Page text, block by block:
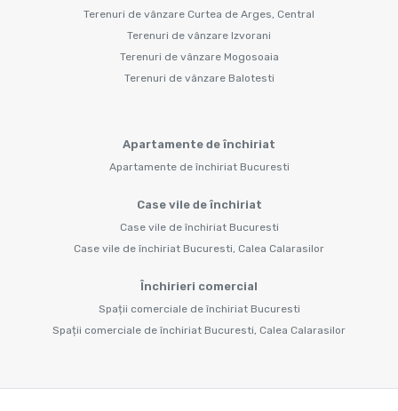
Terenuri de vânzare Curtea de Arges, Central
Terenuri de vânzare Izvorani
Terenuri de vânzare Mogosoaia
Terenuri de vânzare Balotesti
Apartamente de închiriat
Apartamente de închiriat Bucuresti
Case vile de închiriat
Case vile de închiriat Bucuresti
Case vile de închiriat Bucuresti, Calea Calarasilor
Închirieri comercial
Spații comerciale de închiriat Bucuresti
Spații comerciale de închiriat Bucuresti, Calea Calarasilor